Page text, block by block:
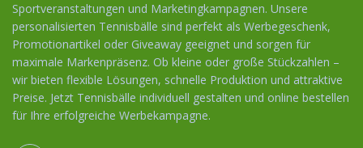
Sportveranstaltungen und Marketingkampagnen. Unsere
personalisierten Tennisbälle sind perfekt als Werbegeschenk,
Promotionartikel oder Giveaway geeignet und sorgen für
maximale Markenpräsenz. Ob kleine oder große Stückzahlen –
wir bieten flexible Lösungen, schnelle Produktion und attraktive
Preise. Jetzt Tennisbälle individuell gestalten und online bestellen
für Ihre erfolgreiche Werbekampagne.